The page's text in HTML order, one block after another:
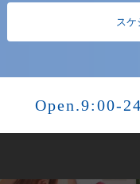
スケ
Open.9:00-